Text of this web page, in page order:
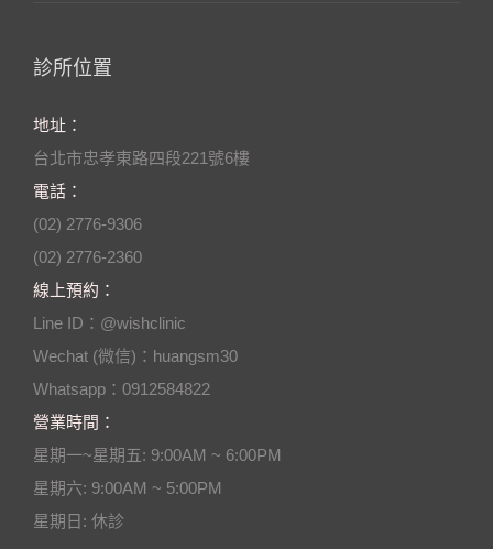
診所位置
地址：
台北市忠孝東路四段221號6樓
電話：
(02) 2776-9306
(02) 2776-2360
線上預約：
Line ID：@wishclinic
Wechat (微信)：huangsm30
Whatsapp：0912584822
營業時間：
星期一~星期五: 9:00AM ~ 6:00PM
星期六: 9:00AM ~ 5:00PM
星期日: 休診